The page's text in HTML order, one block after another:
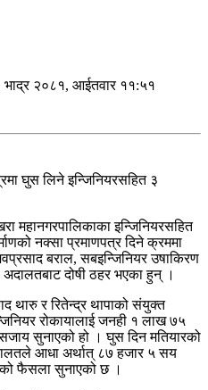
भाद्र २०८१, आईतवार ११:५१
घुस लिने इन्जिनियरसहित ३
महानगरपालिकाका इन्जिनियरसहित
नक्सा प्रमाणपत्र दिने क्रममा
बराल, सबइन्जिनियर उषाकिरण
दोषी ठहर भएका हुन् ।
थारु र रितेन्द्र थापाको संयुक्त
रोकायालाई जनही १ लाख ७५
सुनाएको हो । घुस दिन मतियारको
आधा अर्थात् ८७ हजार ५ सय
फैसला सुनाएको छ ।